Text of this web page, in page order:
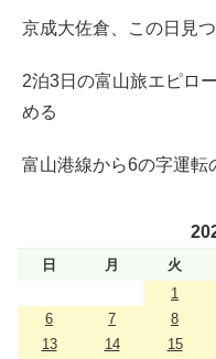
京成大佐倉、この日見
2泊3日の富山旅エピロ
める
富山港線から6の字運転
日 月 火
1
6
7 8
13
14 15